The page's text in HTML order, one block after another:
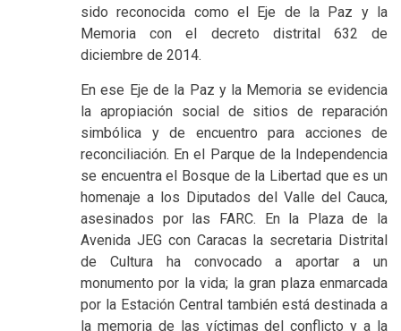
sido reconocida como el Eje de la Paz y la
Memoria con el decreto distrital 632 de
diciembre de 2014.
En ese Eje de la Paz y la Memoria se evidencia
la apropiación social de sitios de reparación
simbólica y de encuentro para acciones de
reconciliación. En el Parque de la Independencia
se encuentra el Bosque de la Libertad que es un
homenaje a los Diputados del Valle del Cauca,
asesinados por las FARC. En la Plaza de la
Avenida JEG con Caracas la secretaria Distrital
de Cultura ha convocado a aportar a un
monumento por la vida; la gran plaza enmarcada
por la Estación Central también está destinada a
la memoria de las víctimas del conflicto y a la